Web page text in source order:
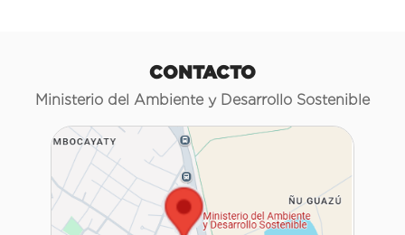
CONTACTO
Ministerio del Ambiente y Desarrollo Sostenible